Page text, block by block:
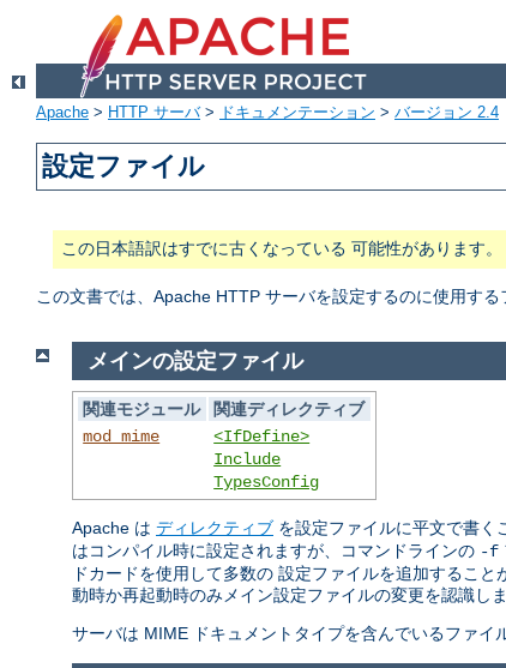
Apache > HTTP サーバ> ドキュメンテーション > バージョン 2.4
設定ファイル
この日本語訳はすでに古くなっている 可能性があります
この文書では、Apache HTTP サーバを設定するのに使用する
メインの設定ファイル
関連モジュール
関連ディレクティブ
mod_mime
<IfDefine>
Include
TypesConfig
Apache は ディレクティブ を設定ファイルに平文で書く
はコンパイル時に設定されますが、コマンドラインの -f
ドカードを使用して多数の 設定ファイルを追加するこ
動時か再起動時のみメイン設定ファイルの変更を認識しま
サーバは MIME ドキュメントタイプを含んでいるファイ